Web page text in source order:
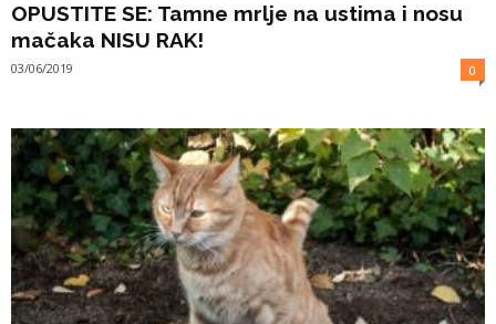
OPUSTITE SE: Tamne mrlje na ustima i nosu
mačaka NISU RAK!
03/06/2019 0